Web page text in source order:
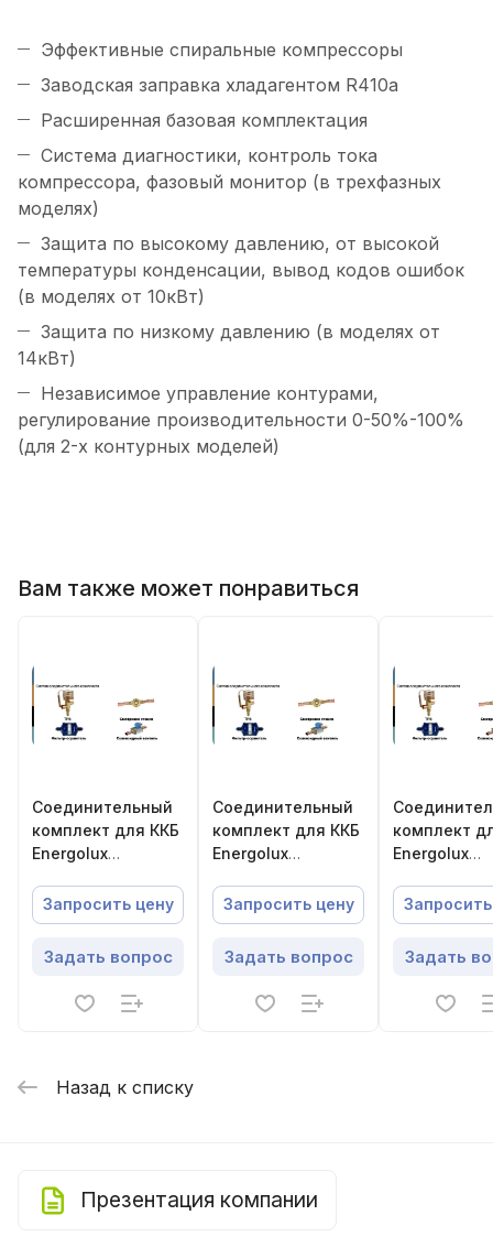
Эффективные спиральные компрессоры
Заводская заправка хладагентом R410a
Расширенная базовая комплектация
Система диагностики, контроль тока
компрессора, фазовый монитор (в трехфазных
моделях)
Защита по высокому давлению, от высокой
температуры конденсации, вывод кодов ошибок
(в моделях от 10кВт)
Защита по низкому давлению (в моделях от
14кВт)
Независимое управление контурами,
регулирование производительности 0-50%-100%
(для 2-х контурных моделей)
Вам также может понравиться
Соединительный
комплект для ККБ
Energolux
Запросить цену
Задать вопрос
Соединительный
комплект для ККБ
Energolux
Запросить цену
Задать вопрос
комплект
Energolux
Задать
Назад к списку
Презентация компании